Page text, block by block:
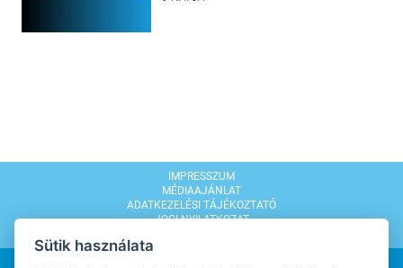
IMPRESSZUM
MÉDIAAJÁNLAT
ADATKEZELÉSI TÁJÉKOZTATÓ
JOGI NYILATKOZAT
Sütik használata